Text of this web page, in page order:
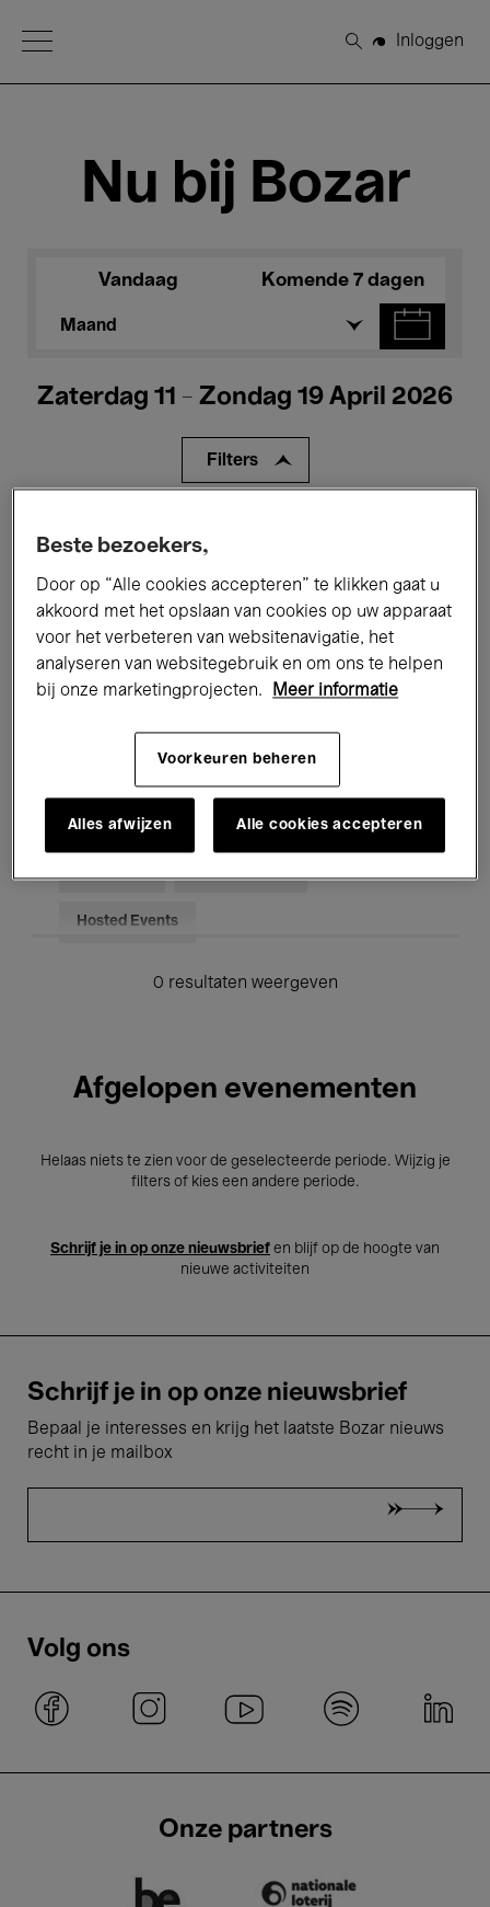
Open Menu
Zoeken
Inloggen
Nu bij Bozar
Vandaag Komende 7 dagen
Maand
Zaterdag 11 - Zondag 19 April 2026
Filters
Tentoonstellingen Films
Performances Lezingen & Debatten
Jazz Klassieke Muziek Global Music
Elektronische Muziek
Voor iedereen Kids’ Palace
Hosted Events
0 resultaten weergeven
Afgelopen evenementen
Helaas niets te zien voor de geselecteerde periode. Wijzig je
filters of kies een andere periode.
Schrijf je in op onze nieuwsbrief en blijf op de hoogte van
nieuwe activiteiten
Schrijf je in op onze nieuwsbrief
Bepaal je interesses en krijg het laatste Bozar nieuws
recht in je mailbox
Volg ons
Onze partners
Beste bezoekers,
Door op “Alle cookies accepteren” te klikken gaat u
akkoord met het opslaan van cookies op uw apparaat
voor het verbeteren van websitenavigatie, het
analyseren van websitegebruik en om ons te helpen
bij onze marketingprojecten.
Meer informatie
Voorkeuren beheren
Alles afwijzen Alle cookies accepteren